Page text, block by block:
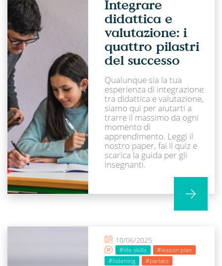
Integrare
didattica e
valutazione: i
quattro pilastri
del successo
Qualunque sia la tua
esperienza di integrazione
tra didattica e valutazione,
siamo qui per aiutarti a
trarre il massimo da ogni
momento di
apprendimento. Leggi il
nostro paper, fai il quiz e
scarica la guida per gli
insegnanti.
10/06/2025
#life skills
#lesson plan
#listening
#parlato